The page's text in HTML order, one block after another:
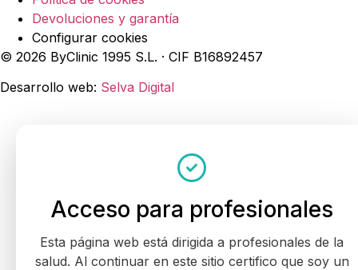
Devoluciones y garantía
Configurar cookies
© 2026 ByClinic 1995 S.L. · CIF B16892457
Desarrollo web: Selva Digital
Acceso para profesionales
Esta página web está dirigida a profesionales de la
salud. Al continuar en este sitio certifico que soy un